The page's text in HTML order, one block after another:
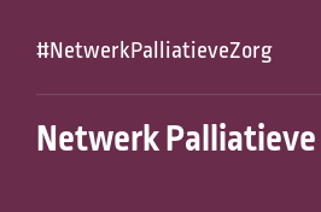
#NetwerkPalliatieveZorg
Netwerk